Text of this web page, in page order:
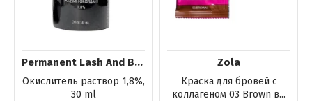
Permanent Lash And Brow
Окислитель раствор 1,8%,
30 ml
Zola
Краска для бровей с
коллагеном 03 Brown в...